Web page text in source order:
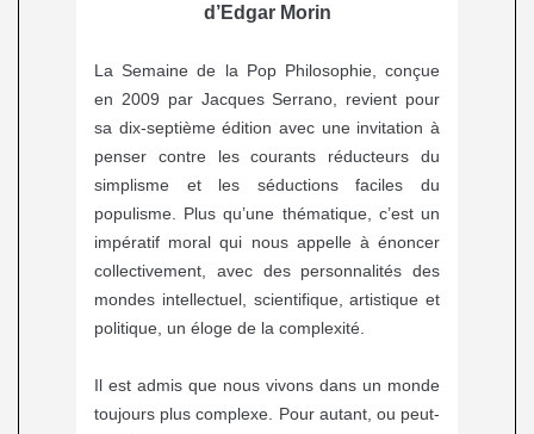
d’Edgar Morin
La Semaine de la Pop Philosophie, conçue
en 2009 par Jacques Serrano, revient pour
sa dix-septième édition avec une invitation à
penser contre les courants réducteurs du
simplisme et les séductions faciles du
populisme. Plus qu’une thématique, c’est un
impératif moral qui nous appelle à énoncer
collectivement, avec des personnalités des
mondes intellectuel, scientifique, artistique et
politique, un éloge de la complexité.
Il est admis que nous vivons dans un monde
toujours plus complexe. Pour autant, ou peut-